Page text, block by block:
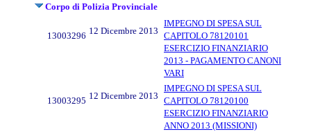
Corpo di Polizia Provinciale
13003296 12 Dicembre 2013
IMPEGNO DI SPESA SUL
CAPITOLO 78120101
ESERCIZIO FINANZIARIO
2013 - PAGAMENTO CANONI
VARI
13003295 12 Dicembre 2013
IMPEGNO DI SPESA SUL
CAPITOLO 78120100
ESERCIZIO FINANZIARIO
ANNO 2013 (MISSIONI)